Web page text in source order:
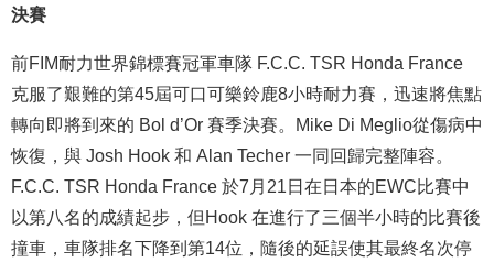
決賽
前FIM耐力世界錦標賽冠軍車隊 F.C.C. TSR Honda France
克服了艱難的第45屆可口可樂鈴鹿8小時耐力賽，迅速將焦點
轉向即將到來的 Bol d’Or 賽季決賽。Mike Di Meglio從傷病中
恢復，與 Josh Hook 和 Alan Techer 一同回歸完整陣容。
F.C.C. TSR Honda France 於7月21日在日本的EWC比賽中
以第八名的成績起步，但Hook 在進行了三個半小時的比賽後
撞車，車隊排名下降到第14位，隨後的延誤使其最終名次停